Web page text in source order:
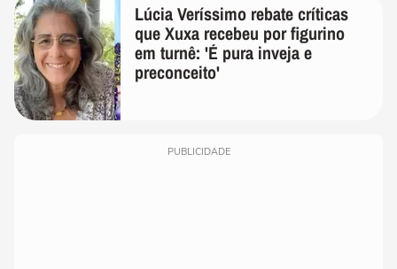
Lúcia Veríssimo rebate críticas
que Xuxa recebeu por figurino
em turnê: 'É pura inveja e
preconceito'
PUBLICIDADE